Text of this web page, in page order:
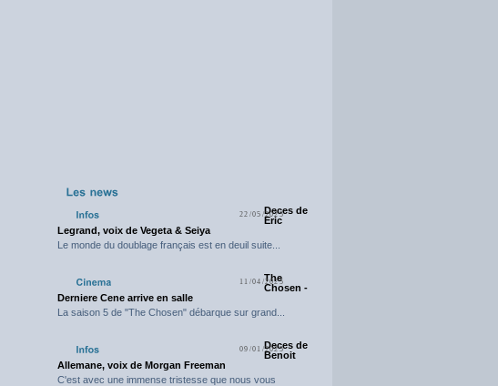
22/05/2025Deces de
Eric
Legrand, voix de Vegeta & Seiya
Le monde du doublage français est en deuil suite...
11/04/2025
The
Chosen -
Derniere Cene arrive en salle
La saison 5 de "The Chosen" débarque sur grand...
09/01/2025Deces de
Benoit
Allemane, voix de Morgan Freeman
C'est avec une immense tristesse que nous vous